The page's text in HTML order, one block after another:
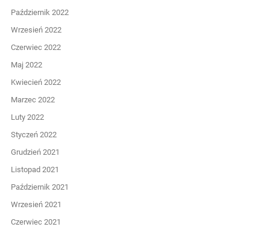
Październik 2022
Wrzesień 2022
Czerwiec 2022
Maj 2022
Kwiecień 2022
Marzec 2022
Luty 2022
Styczeń 2022
Grudzień 2021
Listopad 2021
Październik 2021
Wrzesień 2021
Czerwiec 2021